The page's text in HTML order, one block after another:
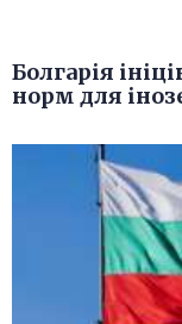
Болгарія
норм для